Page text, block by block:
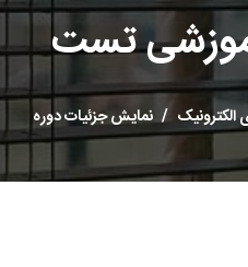
تست
الکترونیک نمایش جزئیات دوره